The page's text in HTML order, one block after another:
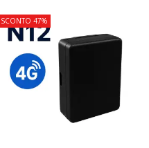
SCONTO 47%